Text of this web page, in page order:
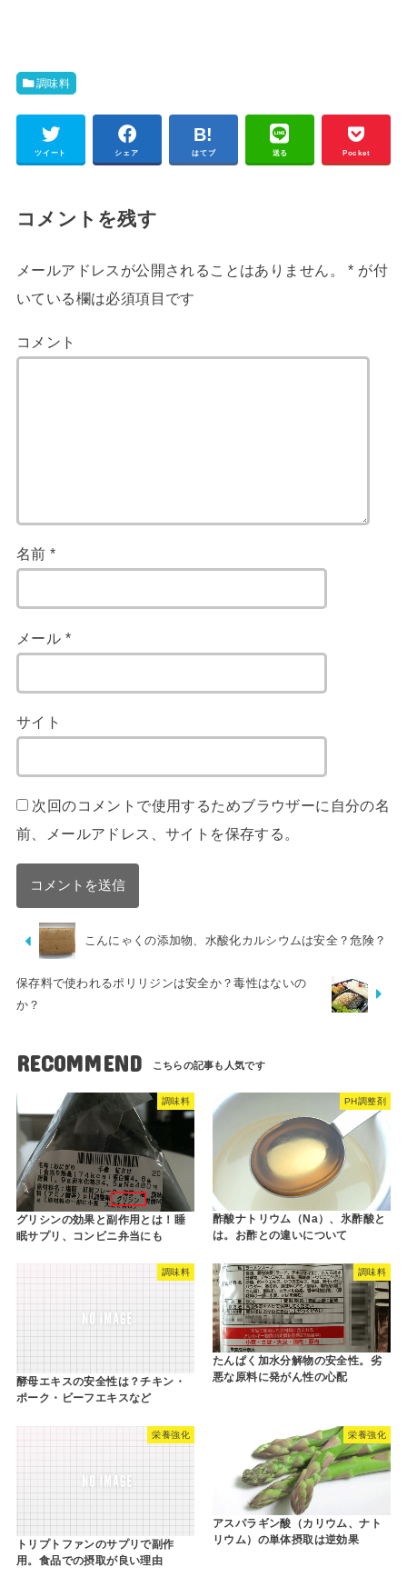
調味料
ツイート シェア はてブ 送る Pocket
コメントを残す
メールアドレスが公開されることはありません。 * が付
いている欄は必須項目です
コメント
名前*
メール *
サイト
次回のコメントで使用するためブラウザーに自分の名
前、メールアドレス、サイトを保存する。
こんにゃくの添加物、水酸化カルシウムは安全？危険？
保存料で使われるポリリジンは安全か？毒性はないの
か？
RECOMMEND
調味料
グリシンの効果と副作用とは！睡
眠サプリ、コンビニ弁当にも
PH調整剤
酢酸ナトリウム（Na）、氷酢酸と
は。お酢との違いについて
調味料
酵母エキスの安全性は？チキン・
ポーク・ビーフエキスなど
調味料
たんぱく加水分解物の安全性。劣
悪な原料に発がん性の心配
栄養強化
トリプトファンのサプリで副作
用。食品での摂取が良い理由
栄養強化
アスパラギン酸（カリウム、ナト
リウム）の単体摂取は逆効果